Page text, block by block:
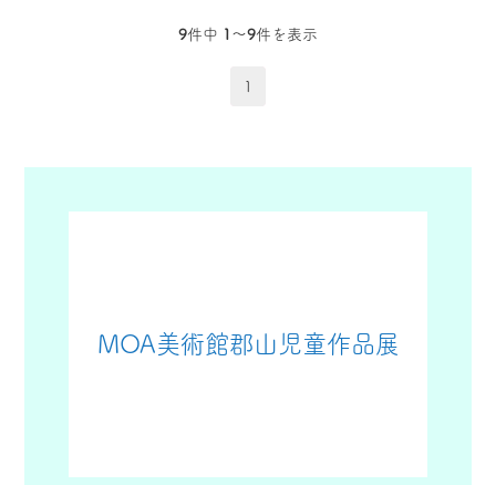
9件中 1〜9件を表示
1
MOA美術館郡山児童作品展